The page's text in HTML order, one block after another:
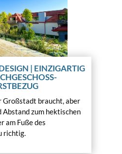
| EINZIGARTIG
Großstadt braucht, aber
Abstand zum hektischen
am Fuße des
richtig.